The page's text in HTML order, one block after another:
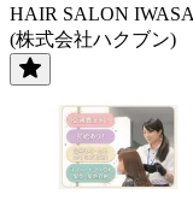
HAIR SALON
(株式会社ハクブン)